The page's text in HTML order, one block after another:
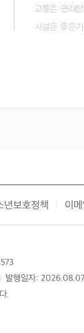
년보호정책 이
발행일자: 2026.08.07
.